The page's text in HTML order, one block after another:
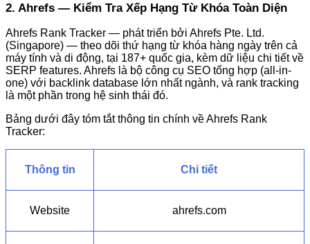
2. Ahrefs — Kiểm Tra Xếp Hạng Từ Khóa Toàn Diện
Ahrefs Rank Tracker — phát triển bởi Ahrefs Pte. Ltd.
(Singapore) — theo dõi thứ hạng từ khóa hàng ngày trên cả
máy tính và di động, tại 187+ quốc gia, kèm dữ liệu chi tiết về
SERP features. Ahrefs là bộ công cụ SEO tổng hợp (all-in-
one) với backlink database lớn nhất ngành, và rank tracking
là một phần trong hệ sinh thái đó.
Bảng dưới đây tóm tắt thông tin chính về Ahrefs Rank
Tracker:
Thông tin Chi tiết
Website ahrefs.com